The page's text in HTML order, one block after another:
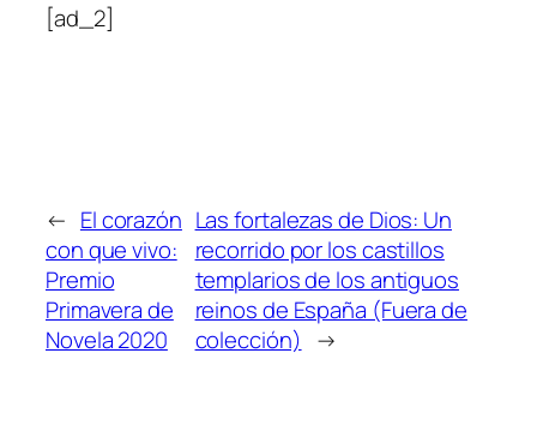
[ad_2]
← El corazón
con que vivo:
Premio
Primavera de
Novela 2020
Las fortalezas de Dios: Un
recorrido por los castillos
templarios de los antiguos
reinos de España (Fuera de
colección) →